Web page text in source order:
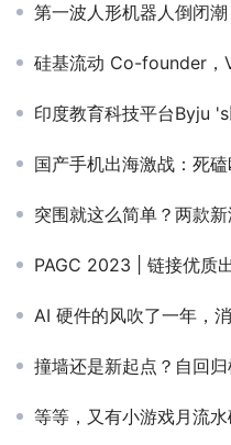
第一波人形机器人倒闭潮
硅基流动 Co-founder，VP of Growth 杨攀 确认担任
印度教育科技平台Byju 's以3
国产手机出海激战：死
突围就这么简单？两款新游
PAGC 2023 | 链接优质出海企
AI 硬件的风吹了一年，
撞墙还是新起点？自回归
等等，又有小游戏月流